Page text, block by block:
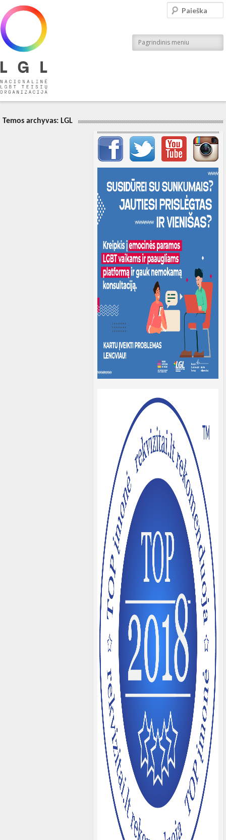
Nacionalinė LGBT teisių organizacija
Pagrindinis meniu
Paieška
Temos archyvas: LGL
Svarbių įrašų meniu